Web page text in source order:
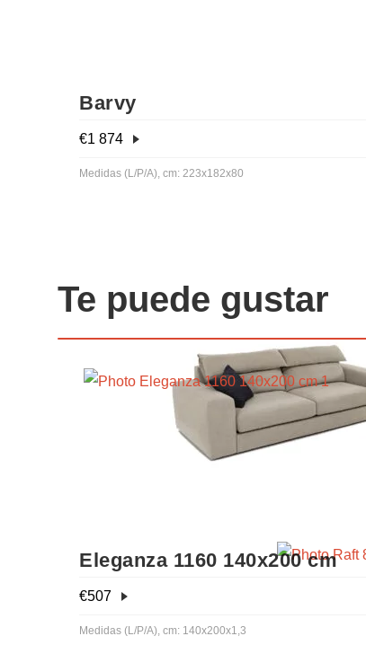
Barvy
€1 874
Medidas (L/P/A), cm: 223x182x80
Te puede gustar
Eleganza 1160 140x200 cm
€507
Medidas (L/P/A), cm: 140x200x1,3